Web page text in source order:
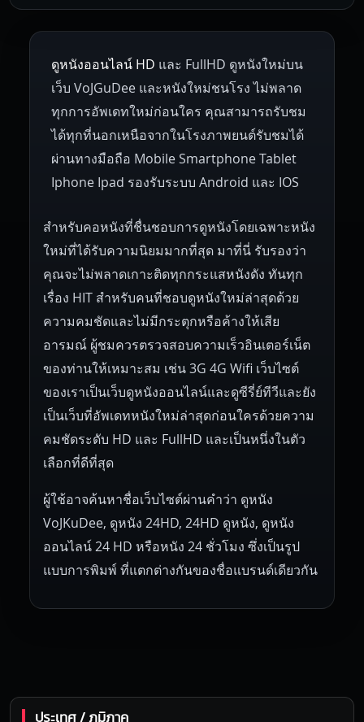
1945 1942 1941 1940 1939
1937 1930
Netherlands Russia Poland
Hungary Denmark Bulgaria
Czech Republic Brazil Turkey
ดูหนังออนไลน์ HD และ FullHD ดูหนังใหม่บน
เว็บ VoJGuDee และหนังใหม่ชนโรง ไม่พลาด
ทุกการอัพเดทใหม่ก่อนใคร คุณสามารถรับชม
ได้ทุกที่นอกเหนือจากในโรงภาพยนต์รับชมได้
ผ่านทางมือถือ Mobile Smartphone Tablet
Iphone Ipad รองรับระบบ Android และ IOS
สำหรับคอหนังที่ชื่นชอบการดูหนังโดยเฉพาะหนัง
ใหม่ที่ได้รับความนิยมมากที่สุด มาที่นี่ รับรองว่า
คุณจะไม่พลาดเกาะติดทุกกระแสหนังดัง ทันทุก
เรื่อง HIT สำหรับคนที่ชอบดูหนังใหม่ล่าสุดด้วย
ความคมชัดและไม่มีกระตุกหรือค้างให้เสีย
อารมณ์ ผู้ชมควรตรวจสอบความเร็วอินเตอร์เน็ต
ของท่านให้เหมาะสม เช่น 3G 4G Wifi เว็บไซต์
ของเราเป็นเว็บดูหนังออนไลน์และดูซีรี่ย์ทีวีและยัง
เป็นเว็บที่อัพเดทหนังใหม่ล่าสุดก่อนใครด้วยความ
คมชัดระดับ HD และ FullHD และเป็นหนึ่งในตัว
เลือกที่ดีที่สุด
ผู้ใช้อาจค้นหาชื่อเว็บไซต์ผ่านคำว่า ดูหนัง
VoJKuDee, ดูหนัง 24HD, 24HD ดูหนัง, ดูหนัง
ออนไลน์ 24 HD หรือหนัง 24 ชั่วโมง ซึ่งเป็นรูป
แบบการพิมพ์ ที่แตกต่างกันของชื่อแบรนด์เดียวกัน
ประเทศ / ภูมิภาค